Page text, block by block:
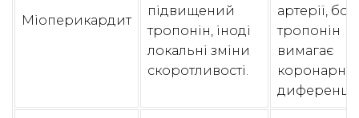
Міоперикардит
підвищений
тропонін, іноді
локальні зміни
скоротливості.
артерії, бо
тропонін
вимагає